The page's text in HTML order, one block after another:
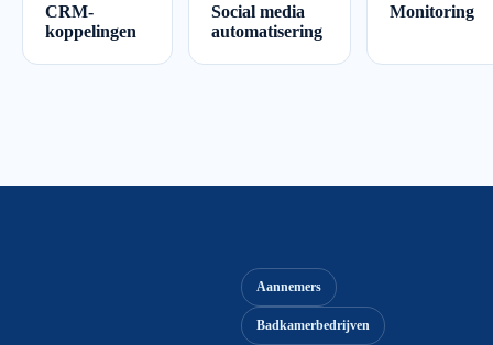
CRM-
koppelingen
Social media
automatisering
Monitoring
Aannemers
Badkamerbedrijven